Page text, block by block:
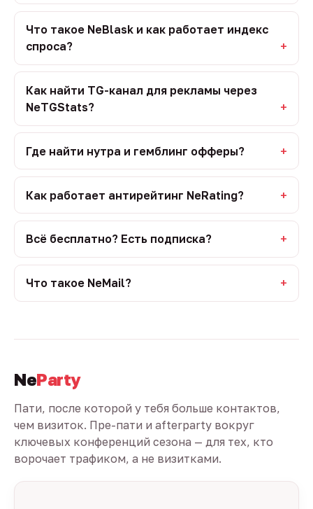
Что такое NeBlask и как работает индекс
спроса?
Как найти TG-канал для рекламы через
NeTGStats?
Где найти нутра и гемблинг офферы?
Как работает антирейтинг NeRating?
Всё бесплатно? Есть подписка?
Что такое NeMail?
NeParty
Пати, после которой у тебя больше контактов,
чем визиток. Пре-пати и afterparty вокруг
ключевых конференций сезона — для тех, кто
ворочает трафиком, а не визитками.